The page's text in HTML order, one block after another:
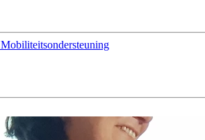
Mobiliteitsondersteuning